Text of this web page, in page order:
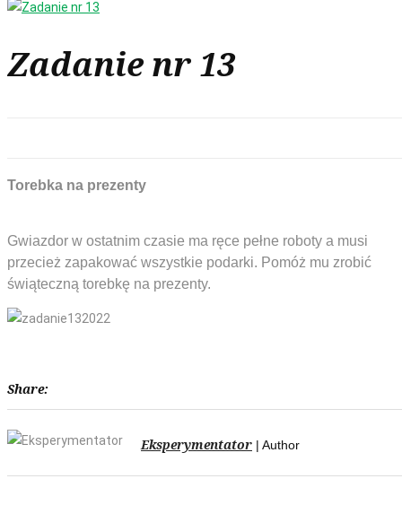
Zadanie nr 13
Torebka na
Gwiazdor w ostatnim czasie ma ręce pełne roboty a musi
przecież zapakować wszystkie podarki. Pomóż mu zrobić
świąteczną torebkę na prezenty.
Share:
Eksperymentator | Author